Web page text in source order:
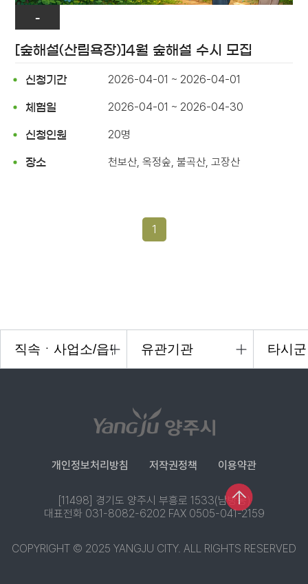
-
[숲해설(산림욕장)]4월 숲해설 수시 모집
신청기간 2026-04-01 ~ 2026-04-01
체험일 2026-04-01 ~ 2026-04-30
신청인원 20명
장소 천보산, 옥정숲, 불곡산, 고장산
1
개인정보처리방침 저작권정책 이용약관
[11498] 경기도 양주시 부흥로 1533(남방동)
대표전화 031-8082-6202 FAX 0505-041-2159
COPYRIGHT © 2025 YANGJU CITY. ALL RIGHTS RESERVED